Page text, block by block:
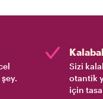
Sizi
otantik
için